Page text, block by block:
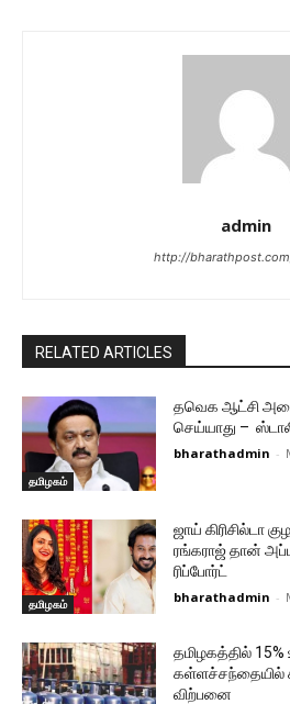
admin
http://
RELATED ARTICLES
தமிழகம்
தவெக ஆட்சி
செய்யாது –
bharathadmin -
தமிழகம்
ஜாய் கிரிசில்டா
ரங்கராஜ் தான்
ரிப்போர்ட்
bharathadmin -
தமிழகத்தில்
கள்ளச்சந்தையில்
விற்பனை